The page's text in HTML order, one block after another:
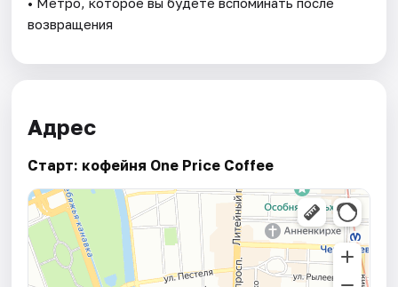
возвращения
Адрес
Старт: кофейня One Price Coffee